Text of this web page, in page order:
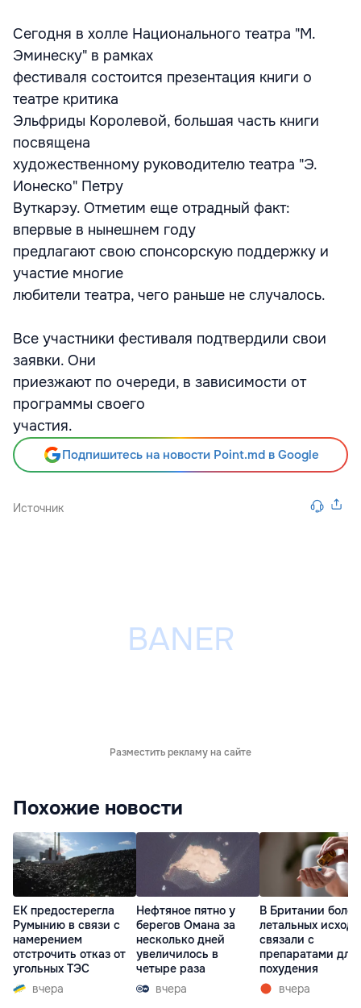
Сегодня в холле Национального театра "М.
Эминеску" в рамках
фестиваля состоится презентация книги о
театре критика
Эльфриды Королевой, большая часть книги
посвящена
художественному руководителю театра "Э.
Ионеско" Петру
Вуткарэу. Отметим еще отрадный факт:
впервые в нынешнем году
предлагают свою спонсорскую поддержку и
участие многие
любители театра, чего раньше не случалось.
Все участники фестиваля подтвердили свои
заявки. Они
приезжают по очереди, в зависимости от
программы своего
участия.
Подпишитесь на новости Point.md в Google
Источник
Разместить рекламу на сайте
Похожие новости
ЕК предостерегла
Румынию в связи с
намерением
отстрочить отказ от
угольных ТЭС
вчера
Нефтяное пятно у
берегов Омана за
несколько дней
увеличилось в
четыре раза
вчера
В Британии
летальных
связали с
препаратами для
похудения
вчера